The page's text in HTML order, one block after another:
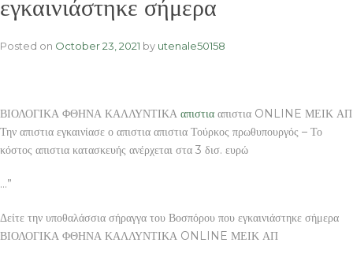
εγκαινιάστηκε σήμερα
Posted on October 23, 2021 by utenale50158
ΒΙΟΛΟΓΙΚΑ ΦΘΗΝΑ ΚΑΛΛΥΝΤΙΚΑ απιστια απιστια ONLINE ΜΕΙΚ ΑΠ
Την απιστια εγκαινίασε ο απιστια απιστια Τούρκος πρωθυπουργός – Το
κόστος απιστια κατασκευής ανέρχεται στα 3 δισ. ευρώ
…”
Δείτε την υποθαλάσσια σήραγγα του Βοσπόρου που εγκαινιάστηκε σήμερα
ΒΙΟΛΟΓΙΚΑ ΦΘΗΝΑ ΚΑΛΛΥΝΤΙΚΑ ONLINE ΜΕΙΚ ΑΠ